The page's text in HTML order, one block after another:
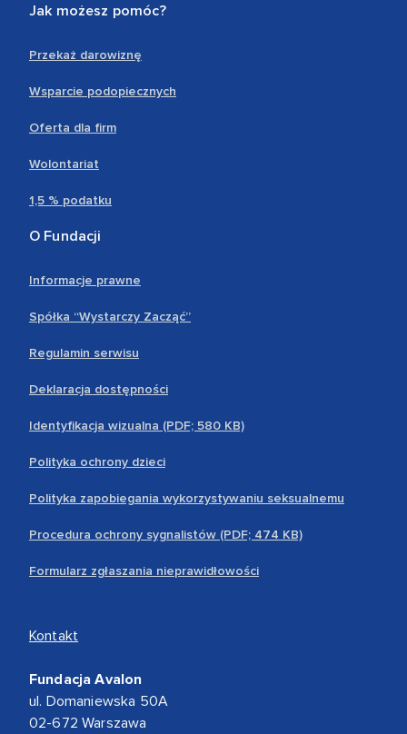
Jak możesz pomóc?
Przekaż darowiznę
Wsparcie podopiecznych
Oferta dla firm
Wolontariat
1,5 % podatku
O Fundacji
Informacje prawne
Spółka “Wystarczy Zacząć”
Regulamin serwisu
Deklaracja dostępności
Identyfikacja wizualna (PDF; 580 KB)
Polityka ochrony dzieci
Polityka zapobiegania wykorzystywaniu seksualnemu
Procedura ochrony sygnalistów (PDF; 474 KB)
Formularz zgłaszania nieprawidłowości
Kontakt
Fundacja Avalon
ul. Domaniewska 50A
02-672 Warszawa